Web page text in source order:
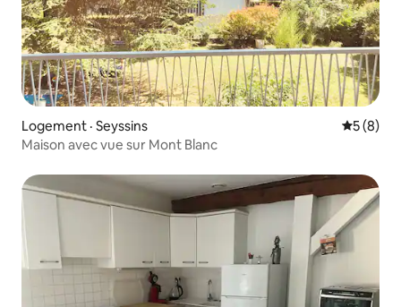
Logement · Seyssins Note
5 (8)
Maison avec vue sur Mont Blanc